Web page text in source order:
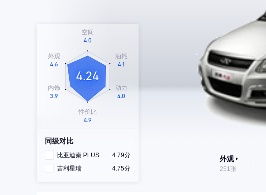
同级对比
比亚迪秦 PLUS DM-i
4.79分
吉利星瑞
4.75分
外观
251张